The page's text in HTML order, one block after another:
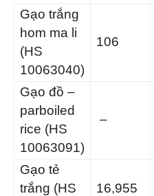
Gạo trắng
hom ma li
(HS
10063040)
106
Gạo đồ –
parboiled
rice (HS
10063091)
–
Gạo tẻ
trắng (HS
16,955